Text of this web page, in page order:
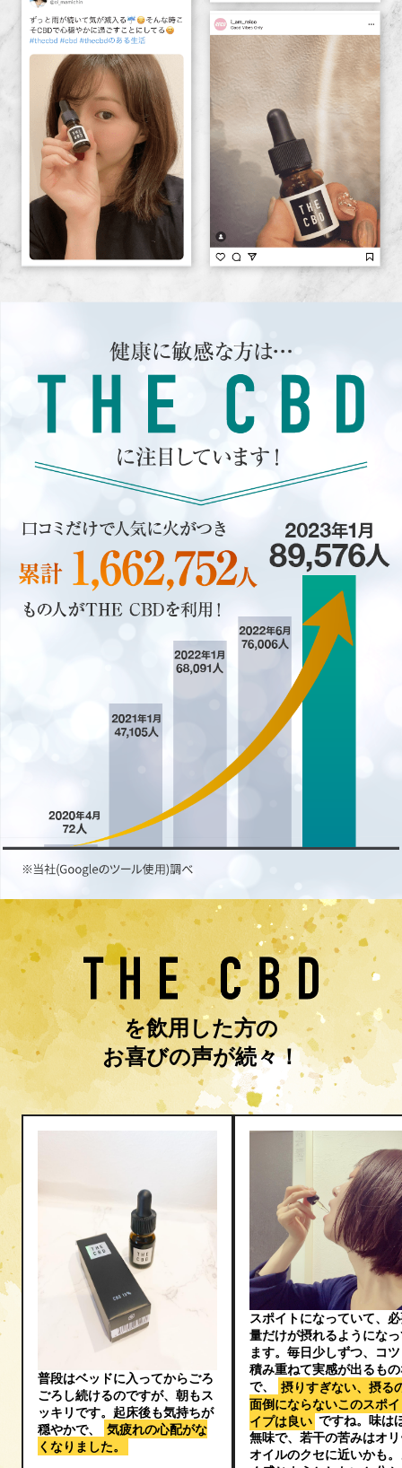
を飲用した方の
お喜びの声が続々！
普段はベッドに入ってからごろ
ごろし続けるのですが、朝もス
ッキリです。起床後も気持ちが
穏やかで、
気疲れの心配がな
くなりました。
スポイトになっていて、
量だけが摂れるようにな
ます。毎日少しずつ、コ
積み重ねて実感が出るも
で、
摂りすぎない、摂る
面倒にならないこのスポ
イプは良い ですね。味は
無味で、若干の苦みはオ
オイルのクセに近いかも